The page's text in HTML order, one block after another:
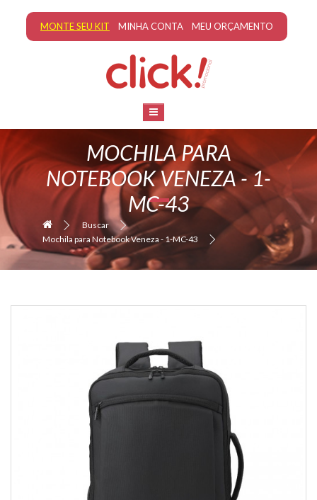
MONTE SEU KIT MINHA CONTA MEU ORÇAMENTO
MOCHILA PARA
NOTEBOOK VENEZA - 1-
MC-43
Buscar
Mochila para Notebook Veneza - 1-MC-43